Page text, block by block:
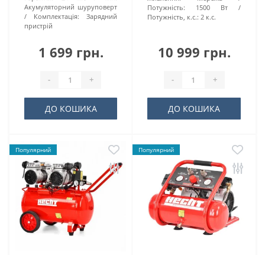
Акумуляторний шуруповерт
Комплектація:
Зарядний
пристрій
1 699 грн.
- +
ДО КОШИКА
Потужність:
1500 Вт
Потужність, к.с.: 2 к.с.
10 999 грн.
- +
ДО КОШИКА
Популярний Популярний